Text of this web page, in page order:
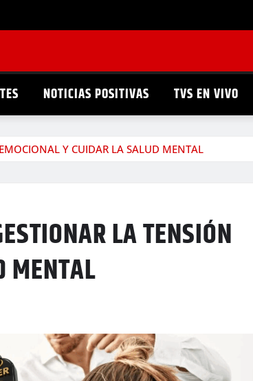
NOTICIAS POSITIVAS TVS EN VIVO
Y CUIDAR LA SALUD MENTAL
LA TENSIÓN
MENTAL